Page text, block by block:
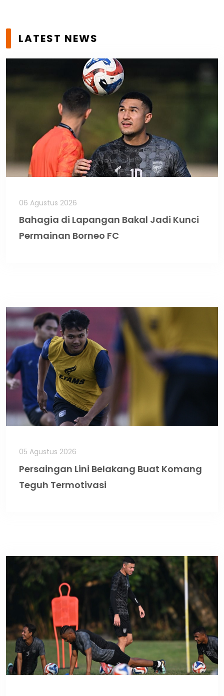
LATEST NEWS
06 Agustus 2026
Bahagia di Lapangan Bakal Jadi Kunci
Permainan Borneo FC
05 Agustus 2026
Persaingan Lini Belakang Buat Komang
Teguh Termotivasi